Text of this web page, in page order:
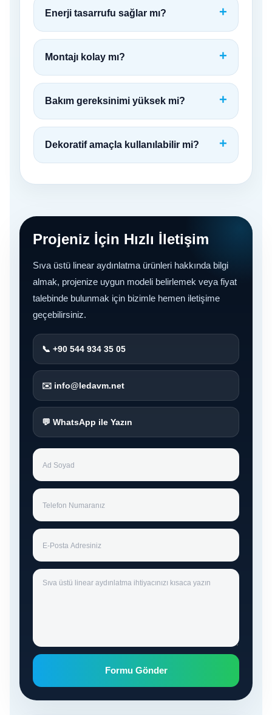
Enerji tasarrufu sağlar mı?
Montajı kolay mı?
Bakım gereksinimi yüksek mi?
Dekoratif amaçla kullanılabilir mi?
Projeniz İçin Hızlı İletişim
Sıva üstü linear aydınlatma ürünleri hakkında bilgi
almak, projenize uygun modeli belirlemek veya fiyat
talebinde bulunmak için bizimle hemen iletişime
geçebilirsiniz.
📞 +90 544 934 35 05
✉️ info@ledavm.net
💬 WhatsApp ile Yazın
Formu Gönder